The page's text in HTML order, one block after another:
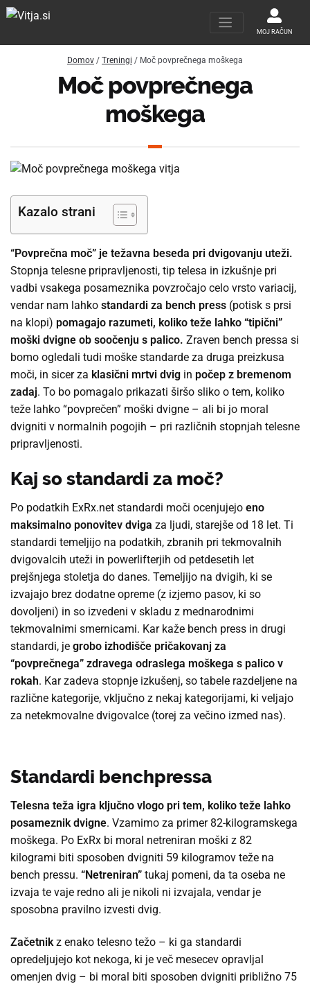
MOJ RAČUN
Domov / Treningi / Moč povprečnega moškega
Moč povprečnega
moškega
Kazalo strani
“Povprečna moč” je težavna beseda pri dvigovanju uteži.
Stopnja telesne pripravljenosti, tip telesa in izkušnje pri
vadbi vsakega posameznika povzročajo celo vrsto variacij,
vendar nam lahko standardi za bench press (potisk s prsi
na klopi) pomagajo razumeti, koliko teže lahko “tipični”
moški dvigne ob soočenju s palico. Zraven bench pressa si
bomo ogledali tudi moške standarde za druga preizkusa
moči, in sicer za klasični mrtvi dvig in počep z bremenom
zadaj. To bo pomagalo prikazati širšo sliko o tem, koliko
teže lahko “povprečen” moški dvigne – ali bi jo moral
dvigniti v normalnih pogojih – pri različnih stopnjah telesne
pripravljenosti.
Kaj so standardi za moč?
Po podatkih ExRx.net standardi moči ocenjujejo eno
maksimalno ponovitev dviga za ljudi, starejše od 18 let. Ti
standardi temeljijo na podatkih, zbranih pri tekmovalnih
dvigovalcih uteži in powerlifterjih od petdesetih let
prejšnjega stoletja do danes. Temeljijo na dvigih, ki se
izvajajo brez dodatne opreme (z izjemo pasov, ki so
dovoljeni) in so izvedeni v skladu z mednarodnimi
tekmovalnimi smernicami. Kar kaže bench press in drugi
standardi, je grobo izhodišče pričakovanj za
“povprečnega” zdravega odraslega moškega s palico v
rokah. Kar zadeva stopnje izkušenj, so tabele razdeljene na
različne kategorije, vključno z nekaj kategorijami, ki veljajo
za netekmovalne dvigovalce (torej za večino izmed nas).
Standardi benchpressa
Telesna teža igra ključno vlogo pri tem, koliko teže lahko
posameznik dvigne. Vzamimo za primer 82-kilogramskega
moškega. Po ExRx bi moral netreniran moški z 82
kilogrami biti sposoben dvigniti 59 kilogramov teže na
bench pressu. “Netreniran” tukaj pomeni, da ta oseba ne
izvaja te vaje redno ali je nikoli ni izvajala, vendar je
sposobna pravilno izvesti dvig.
Začetnikz enako telesno težo – ki ga standardi
opredeljujejo kot nekoga, ki je več mesecev opravljal
omenjen dvig – bi moral biti sposoben dvigniti približno 75